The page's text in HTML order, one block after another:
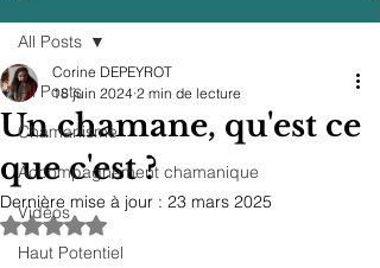
All Posts
Chamanisme
Accompagnement chamanique
Vidéos
Haut Potentiel
All Posts
Un chamane, qu'est ce
que c'est ?
Corine DEPEYROT
18 juin 2024 2 min de lecture
Dernière mise à jour : 23 mars 2025
Noté NaN étoiles sur 5.